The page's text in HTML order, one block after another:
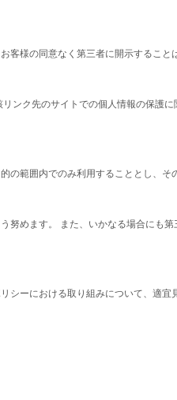
客様の同意なく第三者に開示すること
ンク先のサイトでの個人情報の保護
の範囲内でのみ利用することとし、そ
努めます。 また、いかなる場合にも
シーにおける取り組みについて、適